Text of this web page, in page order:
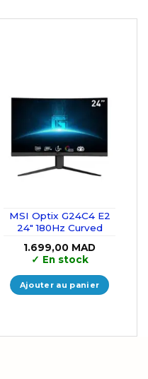
MSI Optix G24C4 E2
24″ 180Hz Curved
1.699,00 MAD
✓ En stock
Ajouter au panier